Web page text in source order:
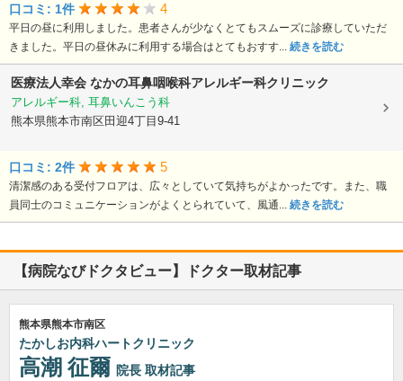
口コミ: 1件 4
平日の昼に利用しました。患者さんが少なくとてもスムーズに診療していただ
きました。平日の昼休みに利用する場合はとてもおすす... 続きを読む
医療法人幸会 なかの耳鼻咽喉科アレルギー科クリニック
アレルギー科, 耳鼻いんこう科
熊本県熊本市南区田迎4丁目9-41
口コミ: 2件 5
清潔感のある受付フロアは、広々としていて気持ちがよかったです。また、職
員同士のコミュニケーションがよくとられていて、風通... 続きを読む
【病院なびドクタビュー】ドクター取材記事
熊本県熊本市南区
たかしお内科ハートクリニック
高潮 征爾 院長 取材記事